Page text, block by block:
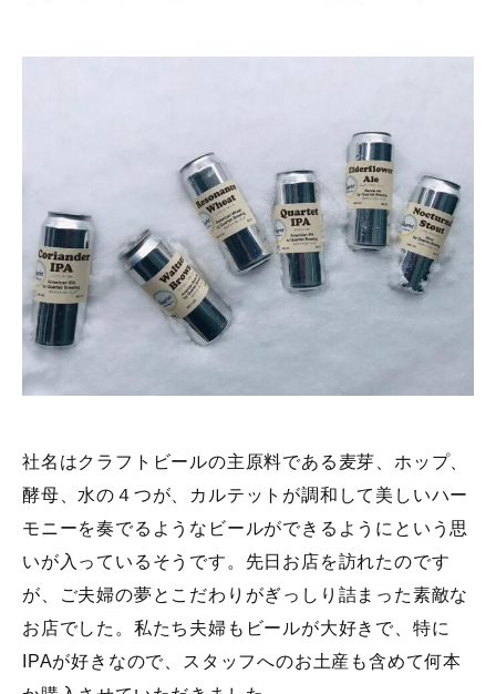
社名はクラフトビールの主原料である麦芽、ホップ、
酵母、水の４つが、カルテットが調和して美しいハー
モニーを奏でるようなビールができるようにという思
いが入っているそうです。先日お店を訪れたのです
が、ご夫婦の夢とこだわりがぎっしり詰まった素敵な
お店でした。私たち夫婦もビールが大好きで、特に
IPAが好きなので、スタッフへのお土産も含めて何本